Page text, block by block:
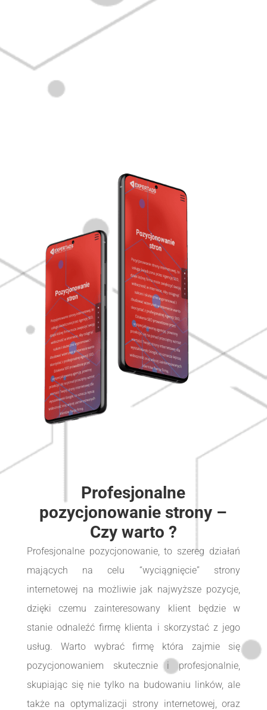
Profesjonalne
pozycjonowanie strony –
Czy warto ?
Profesjonalne pozycjonowanie, to szereg działań
mających na celu “wyciągnięcie” strony
internetowej na możliwie jak najwyższe pozycje,
dzięki czemu zainteresowany klient będzie w
stanie odnaleźć firmę klienta i skorzystać z jego
usług. Warto wybrać firmę która zajmie się
pozycjonowaniem skutecznie i profesjonalnie,
skupiając się nie tylko na budowaniu linków, ale
także na optymalizacji strony internetowej, oraz